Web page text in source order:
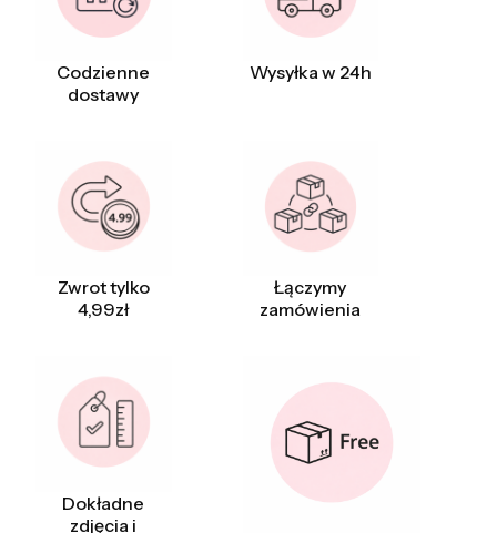
Codzienne
dostawy
Wysyłka w 24h
Zwrot tylko
4,99zł
Łączymy
zamówienia
Dokładne
zdjęcia i